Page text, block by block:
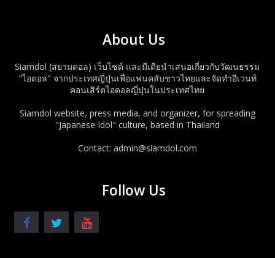
About Us
Siamdol (สยามดอล) เว็บไซต์ และมีเดียนำเสนอเกี่ยวกับวัฒนธรรม
"ไอดอล" จากประเทศญี่ปุ่นเพื่อแฟนคลับชาวไทยและจัดทำอีเวนท์
คอนเสิร์ตไอดอลญี่ปุ่นในประเทศไทย
Siamdol website, press media, and organizer, for spreading
"Japanese Idol" culture, based in Thailand
Contact: admin@siamdol.com
Follow Us